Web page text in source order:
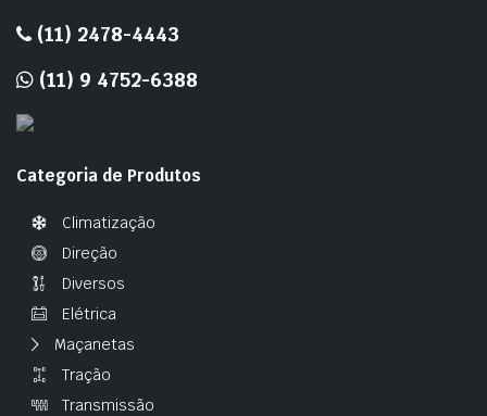
(11) 2478-4443
(11) 9 4752-6388
Categoria de Produtos
Climatização
Direção
Diversos
Elétrica
Maçanetas
Tração
Transmissão